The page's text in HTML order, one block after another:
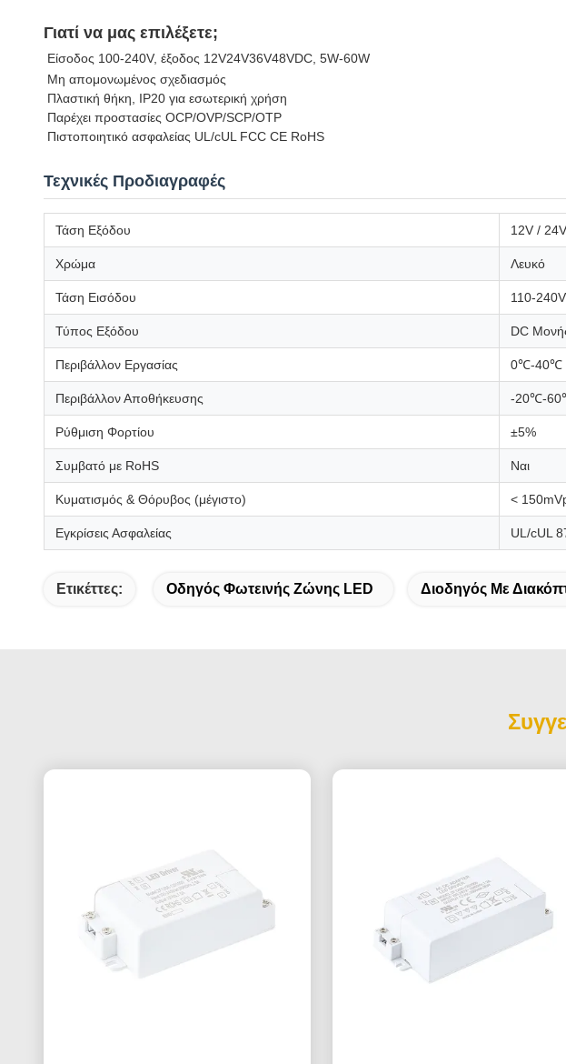
Γιατί να μας επιλέξετε;
Είσοδος 100-240V, έξοδος 12V24V36V48VDC, 5W-60W
Μη απομονωμένος σχεδιασμός
Πλαστική θήκη, IP20 για εσωτερική χρήση
Παρέχει προστασίες OCP/OVP/SCP/OTP
Πιστοποιητικό ασφαλείας UL/cUL FCC CE RoHS
Τεχνικές Προδιαγραφές
Τάση Εξόδου 12V /
Χρώμα Λευκό
Τάση Εισόδου 110-
Τύπος Εξόδου DC
Περιβάλλον Εργασίας 0℃-40℃
Περιβάλλον Αποθήκευσης -20℃-
Ρύθμιση Φορτίου ±5%
Συμβατό με RoHS Ναι
Κυματισμός & Θόρυβος (μέγιστο) <
Εγκρίσεις Ασφαλείας UL/cUL
Ετικέττες: Οδηγός Φωτεινής Ζώνης LED Διοδηγός Με